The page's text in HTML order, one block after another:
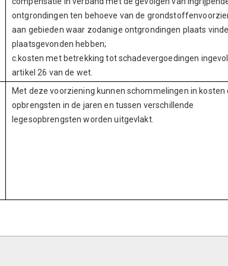
ontgrondingen ten behoeve van de
aan gebieden waar zodanige ontgrondingen plaats
plaatsgevonden hebben;
c.kosten met betrekking tot schadevergoedingen
artikel 26 van de wet.
Met deze voorziening kunnen schommelingen in kosten
opbrengsten in de jaren en tussen verschillende
legesopbrengsten worden uitgevlakt.